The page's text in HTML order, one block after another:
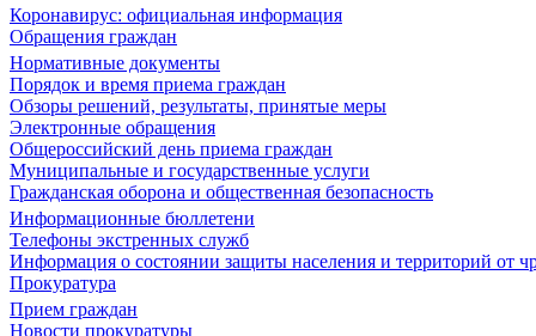
Коронавирус: официальная информация
Обращения граждан
Нормативные документы
Порядок и время приема граждан
Обзоры решений, результаты, принятые меры
Электронные обращения
Общероссийский день приема граждан
Муниципальные и государственные услуги
Гражданская оборона и общественная безопасность
Информационные бюллетени
Телефоны экстренных служб
Информация о состоянии защиты населения и территорий от
Прокуратура
Прием граждан
Новости прокуратуры